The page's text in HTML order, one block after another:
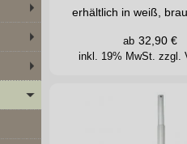
erhältlich in weiß,
inkl. 19% MwSt. zzgl.
ab 32,90 €